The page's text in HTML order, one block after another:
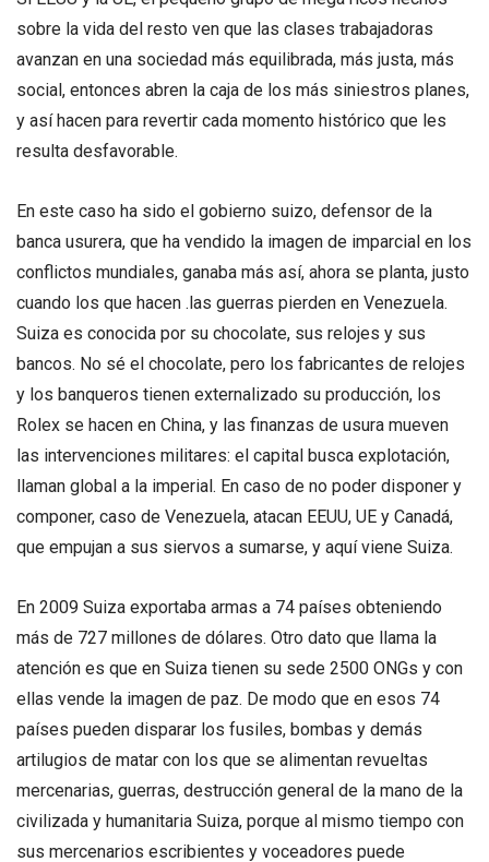
sobre la vida del resto ven que las clases trabajadoras
avanzan en una sociedad más equilibrada, más justa, más
social, entonces abren la caja de los más siniestros planes,
y así hacen para revertir cada momento histórico que les
resulta desfavorable.
En este caso ha sido el gobierno suizo, defensor de la
banca usurera, que ha vendido la imagen de imparcial en los
conflictos mundiales, ganaba más así, ahora se planta, justo
cuando los que hacen .las guerras pierden en Venezuela.
Suiza es conocida por su chocolate, sus relojes y sus
bancos. No sé el chocolate, pero los fabricantes de relojes
y los banqueros tienen externalizado su producción, los
Rolex se hacen en China, y las finanzas de usura mueven
las intervenciones militares: el capital busca explotación,
llaman global a la imperial. En caso de no poder disponer y
componer, caso de Venezuela, atacan EEUU, UE y Canadá,
que empujan a sus siervos a sumarse, y aquí viene Suiza.
En 2009 Suiza exportaba armas a 74 países obteniendo
más de 727 millones de dólares. Otro dato que llama la
atención es que en Suiza tienen su sede 2500 ONGs y con
ellas vende la imagen de paz. De modo que en esos 74
países pueden disparar los fusiles, bombas y demás
artilugios de matar con los que se alimentan revueltas
mercenarias, guerras, destrucción general de la mano de la
civilizada y humanitaria Suiza, porque al mismo tiempo con
sus mercenarios escribientes y voceadores puede